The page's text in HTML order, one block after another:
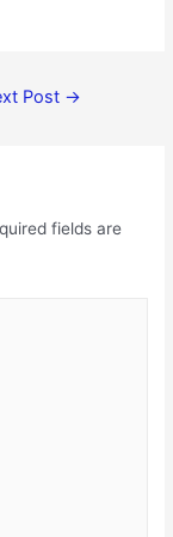
Post →
fields are